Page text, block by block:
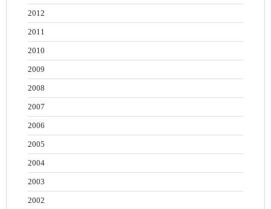
2012
2011
2010
2009
2008
2007
2006
2005
2004
2003
2002